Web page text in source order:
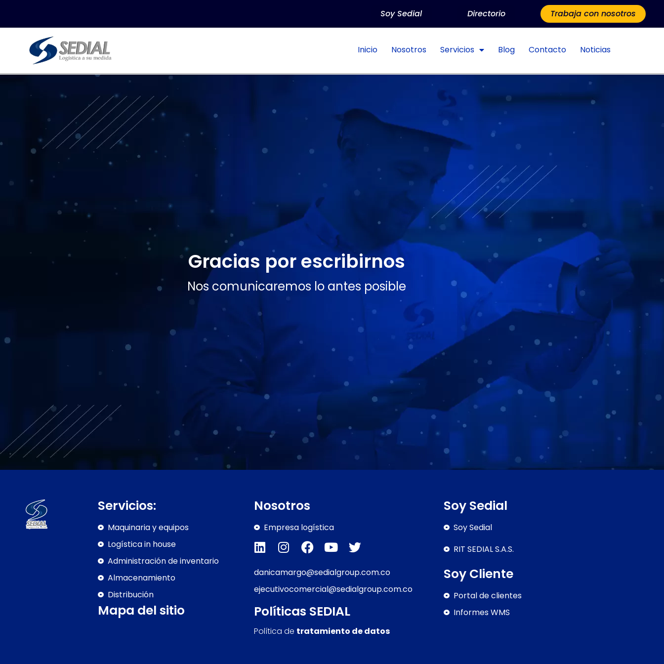
Soy Sedial Directorio Trabaja con nosotros
Inicio Nosotros Servicios Blog Contacto Noticias
Gracias por escribirnos
Nos comunicaremos lo antes posible
Servicios:
Maquinaria y equipos
Logística in house
Administración de inventario
Almacenamiento
Distribución
Mapa del sitio
Nosotros
Empresa logística
danicamargo@sedialgroup.com.co
ejecutivocomercial@sedialgroup.com.co
Políticas SEDIAL
Política de tratamiento de datos
Soy Sedial
Soy Sedial
RIT SEDIAL S.A.S.
Soy Cliente
Portal de clientes
Informes WMS